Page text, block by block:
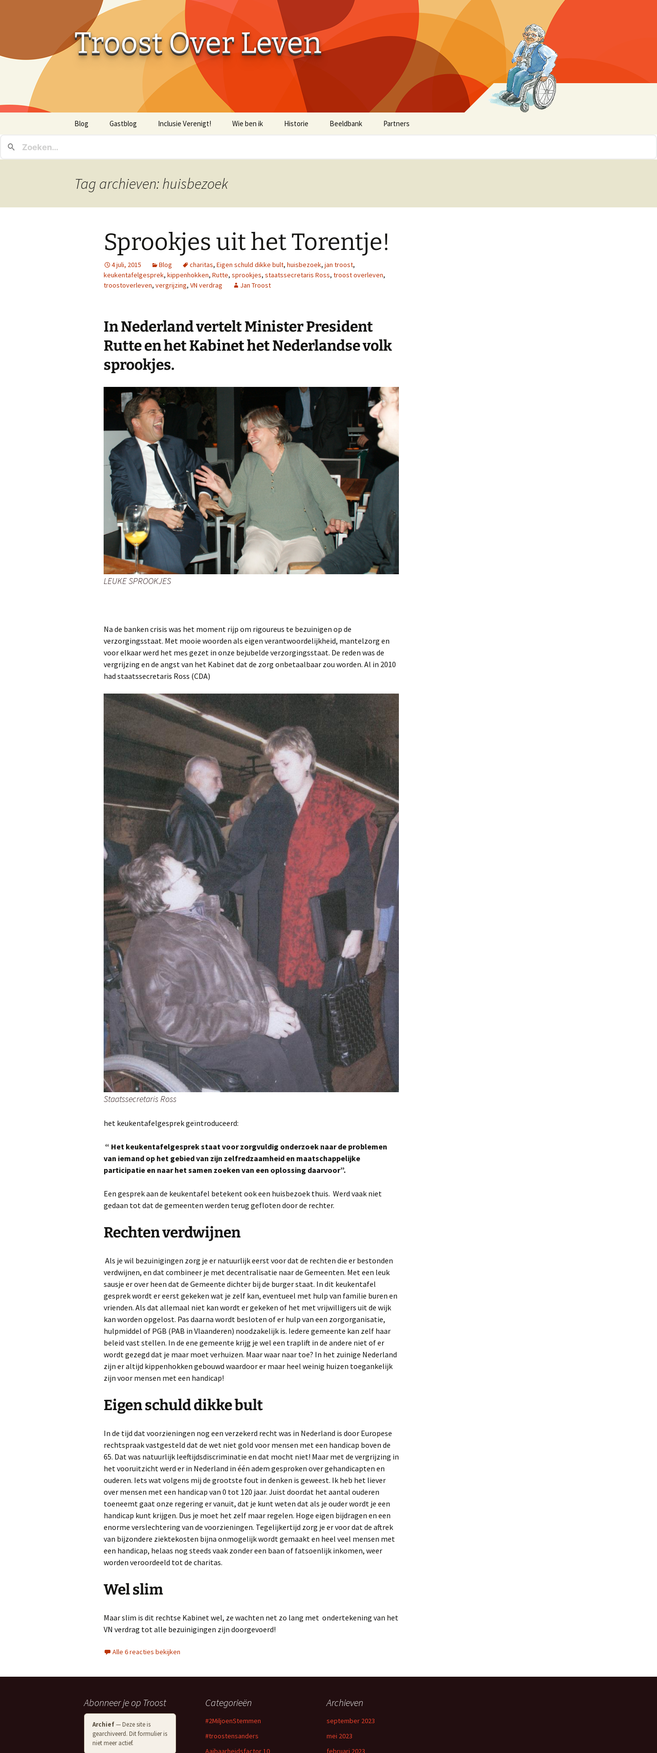
Troost Over Leven
Blog Gastblog Inclusie Verenigt! Wie ben ik Historie Beeldbank Partners
Tag archieven: huisbezoek
Sprookjes uit het Torentje!
4 juli, 2015 Blog charitas, Eigen schuld dikke bult, huisbezoek, jan troost,
keukentafelgesprek, kippenhokken, Rutte, sprookjes, staatssecretaris Ross, troost overleven,
troostoverleven, vergrijzing, VN verdrag Jan Troost
In Nederland vertelt Minister President
Rutte en het Kabinet het Nederlandse volk
sprookjes.
LEUKE SPROOKJES
Na de banken crisis was het moment rijp om rigoureus te bezuinigen op de
verzorgingsstaat. Met mooie woorden als eigen verantwoordelijkheid, mantelzorg en
voor elkaar werd het mes gezet in onze bejubelde verzorgingsstaat. De reden was de
vergrijzing en de angst van het Kabinet dat de zorg onbetaalbaar zou worden. Al in 2010
had staatssecretaris Ross (CDA)
Staatssecretaris Ross
het keukentafelgesprek geïntroduceerd:
“ Het keukentafelgesprek staat voor zorgvuldig onderzoek naar de problemen
van iemand op het gebied van zijn zelfredzaamheid en maatschappelijke
participatie en naar het samen zoeken van een oplossing daarvoor”.
Een gesprek aan de keukentafel betekent ook een huisbezoek thuis. Werd vaak niet
gedaan tot dat de gemeenten werden terug gefloten door de rechter.
Rechten verdwijnen
Als je wil bezuinigingen zorg je er natuurlijk eerst voor dat de rechten die er bestonden
verdwijnen, en dat combineer je met decentralisatie naar de Gemeenten. Met een leuk
sausje er over heen dat de Gemeente dichter bij de burger staat. In dit keukentafel
gesprek wordt er eerst gekeken wat je zelf kan, eventueel met hulp van familie buren en
vrienden. Als dat allemaal niet kan wordt er gekeken of het met vrijwilligers uit de wijk
kan worden opgelost. Pas daarna wordt besloten of er hulp van een zorgorganisatie,
hulpmiddel of PGB (PAB in Vlaanderen) noodzakelijk is. Iedere gemeente kan zelf haar
beleid vast stellen. In de ene gemeente krijg je wel een traplift in de andere niet of er
wordt gezegd dat je maar moet verhuizen. Maar waar naar toe? In het zuinige Nederland
zijn er altijd kippenhokken gebouwd waardoor er maar heel weinig huizen toegankelijk
zijn voor mensen met een handicap!
Eigen schuld dikke bult
In de tijd dat voorzieningen nog een verzekerd recht was in Nederland is door Europese
rechtspraak vastgesteld dat de wet niet gold voor mensen met een handicap boven de
65. Dat was natuurlijk leeftijdsdiscriminatie en dat mocht niet! Maar met de vergrijzing in
het vooruitzicht werd er in Nederland in één adem gesproken over gehandicapten en
ouderen. Iets wat volgens mij de grootste fout in denken is geweest. Ik heb het liever
over mensen met een handicap van 0 tot 120 jaar. Juist doordat het aantal ouderen
toeneemt gaat onze regering er vanuit, dat je kunt weten dat als je ouder wordt je een
handicap kunt krijgen. Dus je moet het zelf maar regelen. Hoge eigen bijdragen en een
enorme verslechtering van de voorzieningen. Tegelijkertijd zorg je er voor dat de aftrek
van bijzondere ziektekosten bijna onmogelijk wordt gemaakt en heel veel mensen met
een handicap, helaas nog steeds vaak zonder een baan of fatsoenlijk inkomen, weer
worden veroordeeld tot de charitas.
Wel slim
Maar slim is dit rechtse Kabinet wel, ze wachten net zo lang met ondertekening van het
VN verdrag tot alle bezuinigingen zijn doorgevoerd!
Alle 6 reacties bekijken
Abonneer je op Troost
Archief— Deze site is
gearchiveerd. Dit formulier is
niet meer actief.
Categorieën
#2MiljoenStemmen
#troostensanders
Aaibaarheidsfactor 10
Archieven
september 2023
mei 2023
februari 2023